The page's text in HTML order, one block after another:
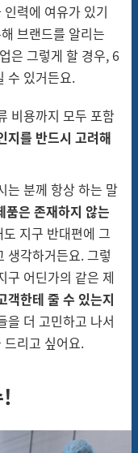
력에 여유가 있기
브랜드를 알리는
은 그렇게 할 경우, 6
수 있거든요.
비용까지 모두 포함
지를 반드시 고려해
는 분께 항상 하는 말
품은 존재하지 않는
지구 반대편에 그
생각하거든요. 그렇
구 어딘가의 같은 제
객한테 줄 수 있는지
을 더 고민하고 나서
리고 싶어요.